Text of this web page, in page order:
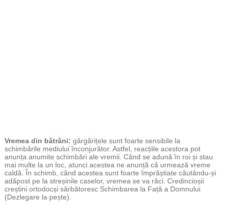
Vremea din bătrâni: gărgărițele sunt foarte sensibile la
schimbările mediului înconjurător. Astfel, reacțiile acestora pot
anunța anumite schimbări ale vremii. Când se adună în roi și stau
mai multe la un loc, atunci acestea ne anunță că urmează vreme
caldă. În schimb, când acestea sunt foarte împrăștiate căutându-și
adăpost pe la streșinile caselor, vremea se va răci. Credincioșii
creștini ortodocși sărbătoresc Schimbarea la Față a Domnului
(Dezlegare la pește).